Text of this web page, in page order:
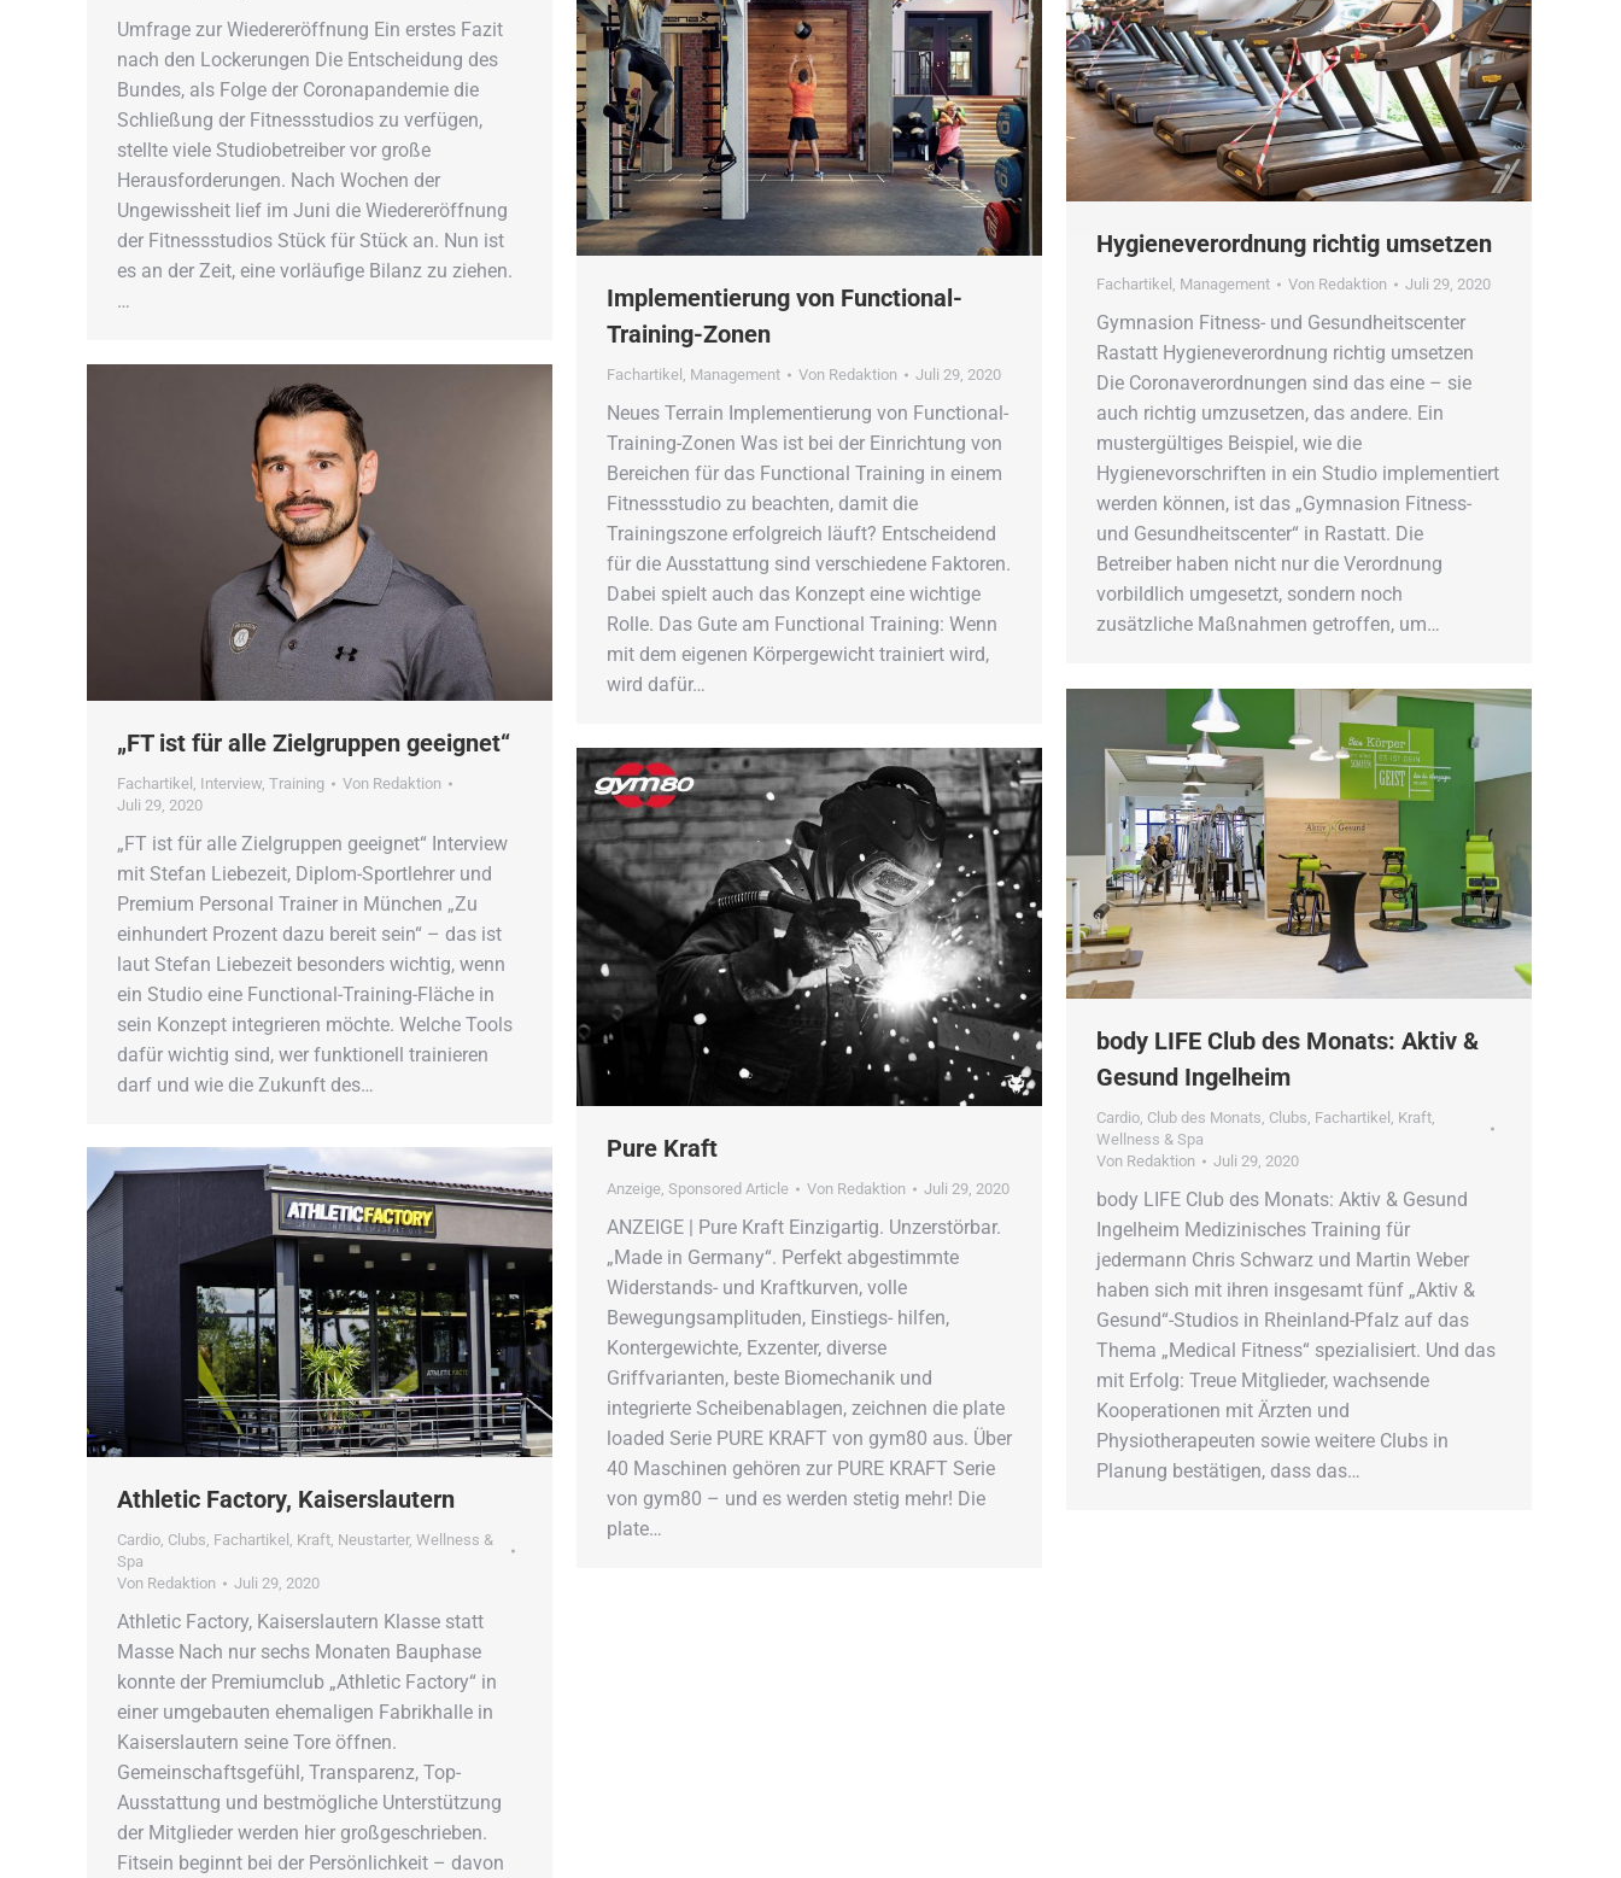
Umfrage zur Wiedereröffnung Ein erstes Fazit
nach den Lockerungen Die Entscheidung des
Bundes, als Folge der Coronapandemie die
Schließung der Fitnessstudios zu verfügen,
stellte viele Studiobetreiber vor große
Herausforderungen. Nach Wochen der
Ungewissheit lief im Juni die Wiedereröffnung
der Fitnessstudios Stück für Stück an. Nun ist
es an der Zeit, eine vorläufige Bilanz zu ziehen.
…
Hygieneverordnung richtig umsetzen
Fachartikel , Management Von Redaktion Juli 29, 2020
Gymnasion Fitness- und Gesundheitscenter
Rastatt Hygieneverordnung richtig umsetzen
Die Coronaverordnungen sind das eine – sie
auch richtig umzusetzen, das andere. Ein
mustergültiges Beispiel, wie die
Hygienevorschriften in ein Studio implementiert
werden können, ist das „Gymnasion Fitness-
und Gesundheitscenter“ in Rastatt. Die
Betreiber haben nicht nur die Verordnung
vorbildlich umgesetzt, sondern noch
zusätzliche Maßnahmen getroffen, um…
Implementierung von Functional-
Training-Zonen
Fachartikel , Management Von Redaktion Juli 29, 2020
Neues Terrain Implementierung von Functional-
Training-Zonen Was ist bei der Einrichtung von
Bereichen für das Functional Training in einem
Fitnessstudio zu beachten, damit die
Trainingszone erfolgreich läuft? Entscheidend
für die Ausstattung sind verschiedene Faktoren.
Dabei spielt auch das Konzept eine wichtige
Rolle. Das Gute am Functional Training: Wenn
mit dem eigenen Körpergewicht trainiert wird,
wird dafür…
„FT ist für alle Zielgruppen geeignet“
Fachartikel Interview Training Von Redaktion
Juli 29, 2020
„FT ist für alle Zielgruppen geeignet“ Interview
mit Stefan Liebezeit, Diplom-Sportlehrer und
Premium Personal Trainer in München „Zu
einhundert Prozent dazu bereit sein“ – das ist
laut Stefan Liebezeit besonders wichtig, wenn
ein Studio eine Functional-Training-Fläche in
sein Konzept integrieren möchte. Welche Tools
dafür wichtig sind, wer funktionell trainieren
darf und wie die Zukunft des…
body LIFE Club des Monats: Aktiv &
Gesund Ingelheim
Cardio, Club des Monats, Clubs, Fachartikel , Kraft,
Wellness & Spa
Von Redaktion Juli 29, 2020
body LIFE Club des Monats: Aktiv & Gesund
Ingelheim Medizinisches Training für
jedermann Chris Schwarz und Martin Weber
haben sich mit ihren insgesamt fünf „Aktiv &
Gesund“-Studios in Rheinland-Pfalz auf das
Thema „Medical Fitness“ spezialisiert. Und das
mit Erfolg: Treue Mitglieder, wachsende
Kooperationen mit Ärzten und
Physiotherapeuten sowie weitere Clubs in
Planung bestätigen, dass das…
Pure Kraft
Anzeige Sponsored Article Von Redaktion Juli 29, 2020
ANZEIGE | Pure Kraft Einzigartig. Unzerstörbar.
„Made in Germany“. Perfekt abgestimmte
Widerstands- und Kraftkurven, volle
Bewegungsamplituden, Einstiegs- hilfen,
Kontergewichte, Exzenter, diverse
Griffvarianten, beste Biomechanik und
integrierte Scheibenablagen, zeichnen die plate
loaded Serie PURE KRAFT von gym80 aus. Über
40 Maschinen gehören zur PURE KRAFT Serie
von gym80 – und es werden stetig mehr! Die
plate…
Athletic Factory, Kaiserslautern
Cardio, Clubs, Fachartikel , Kraft, Neustarter, Wellness &
Spa
Von Redaktion Juli 29, 2020
Athletic Factory, Kaiserslautern Klasse statt
Masse Nach nur sechs Monaten Bauphase
konnte der Premiumclub „Athletic Factory“ in
einer umgebauten ehemaligen Fabrikhalle in
Kaiserslautern seine Tore öffnen.
Gemeinschaftsgefühl, Transparenz, Top-
Ausstattung und bestmögliche Unterstützung
der Mitglieder werden hier großgeschrieben.
Fitsein beginnt bei der Persönlichkeit – davon